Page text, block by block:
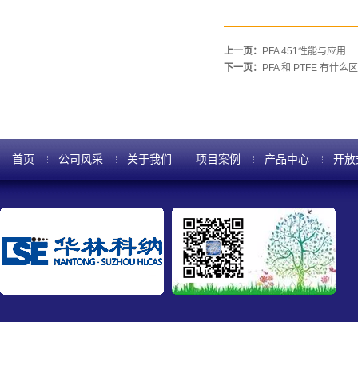
上一页：
PFA 451性能与应用
下一页：
PFA 和 PTFE 有什么
首页 公司风采 关于我们 项目案例 产品中心 开放